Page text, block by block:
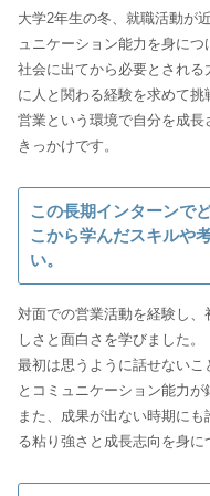
大学2年生の冬、就職活動が
ュニケーション能力を身につ
社会に出てから必要とされ
に人と関わる経験を求めて挑
営業という環境で自分を成
きっかけです。
この長期インターンで
こから学んだスキルや
い。
対面での営業活動を経験し
しさと面白さを学びました。
最初は思うように話せない
とコミュニケーション能力が
また、成果が出ない時期に
る粘り強さと成長志向を身に